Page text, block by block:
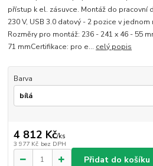
přístup k el. zásuvce. Montáž do pracovní
230 V, USB 3.0 datový - 2 pozice v
Rozměry pro montáž: 236 - 241 x 46 - 55
71 mmCertifikace: pro e... celý popis
Barva
4 812 Kč/ks
3 977 Kč bez DPH
Přidat do košíku